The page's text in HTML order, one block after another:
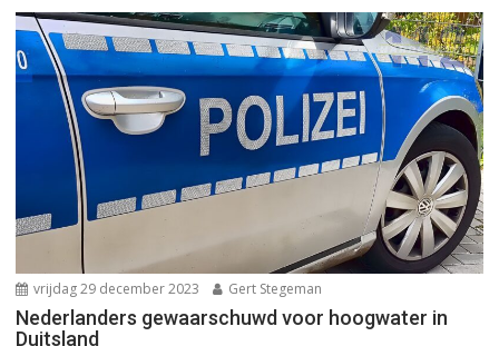
vrijdag 29 december 2023 Gert Stegeman
Nederlanders gewaarschuwd voor hoogwater in
Duitsland